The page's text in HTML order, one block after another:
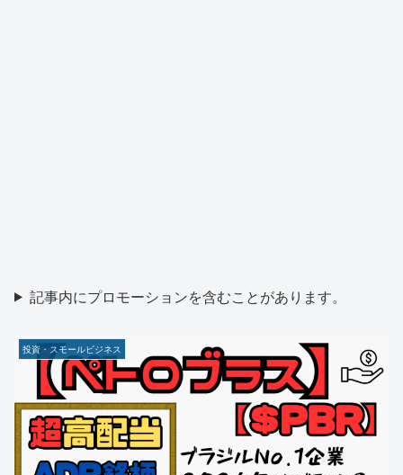
記事内にプロモーションを含むことがあります。
投資・スモールビジネス